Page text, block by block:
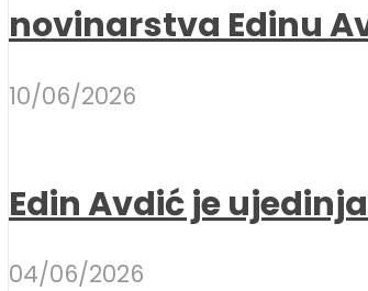
novinarstva Edinu
10/06/2026
Edin Avdić je
04/06/2026